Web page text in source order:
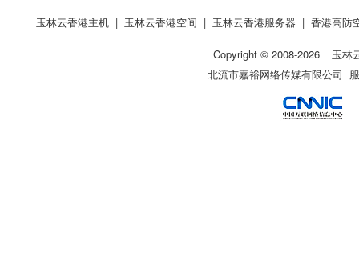
玉林云香港主机 | 玉林云香港空间 | 玉林云香港服务器 | 香港高防
Copyright © 2008-2026
玉林
北流市嘉裕网络传媒有限公司